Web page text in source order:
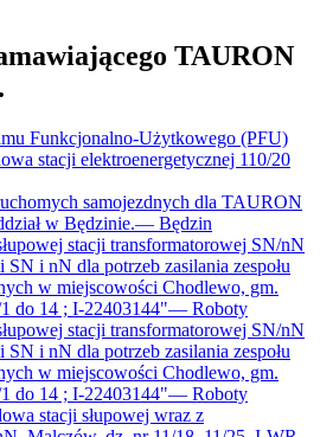
TAURON
Funkcjonalno-Użytkowego (PFU)
stacji elektroenergetycznej 110/20
samojezdnych dla TAURON
w Będzinie.— Będzin
stacji transformatorowej SN/nN
i nN dla potrzeb zasilania zespołu
w miejscowości Chodlewo, gm.
do 14 ; I-22403144"— Roboty
stacji transformatorowej SN/nN
i nN dla potrzeb zasilania zespołu
w miejscowości Chodlewo, gm.
do 14 ; I-22403144"— Roboty
stacji słupowej wraz z